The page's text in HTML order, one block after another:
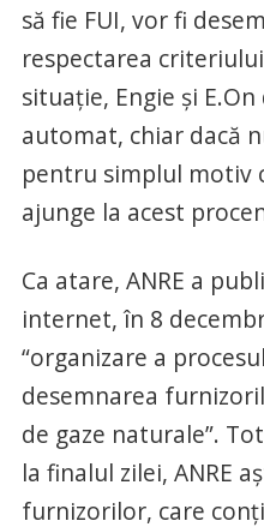
să fie FUI, vor fi
respectarea
situație, Engie și
automat, chiar dacă
pentru simplul motiv
ajunge la acest
Ca atare, ANRE a
internet, în 8
“organizare a
desemnarea
de gaze naturale”.
la finalul zilei, ANRE
furnizorilor, care